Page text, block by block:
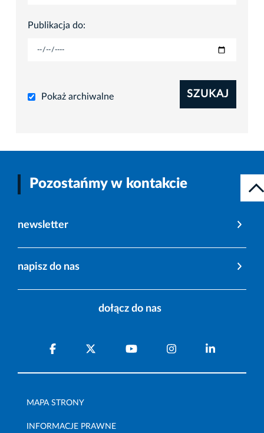
Publikacja do:
Pokaż archiwalne SZUKAJ
Pozostańmy w kontakcie
newsletter
napisz do nas
dołącz do nas
MAPA STRONY
INFORMACJE PRAWNE